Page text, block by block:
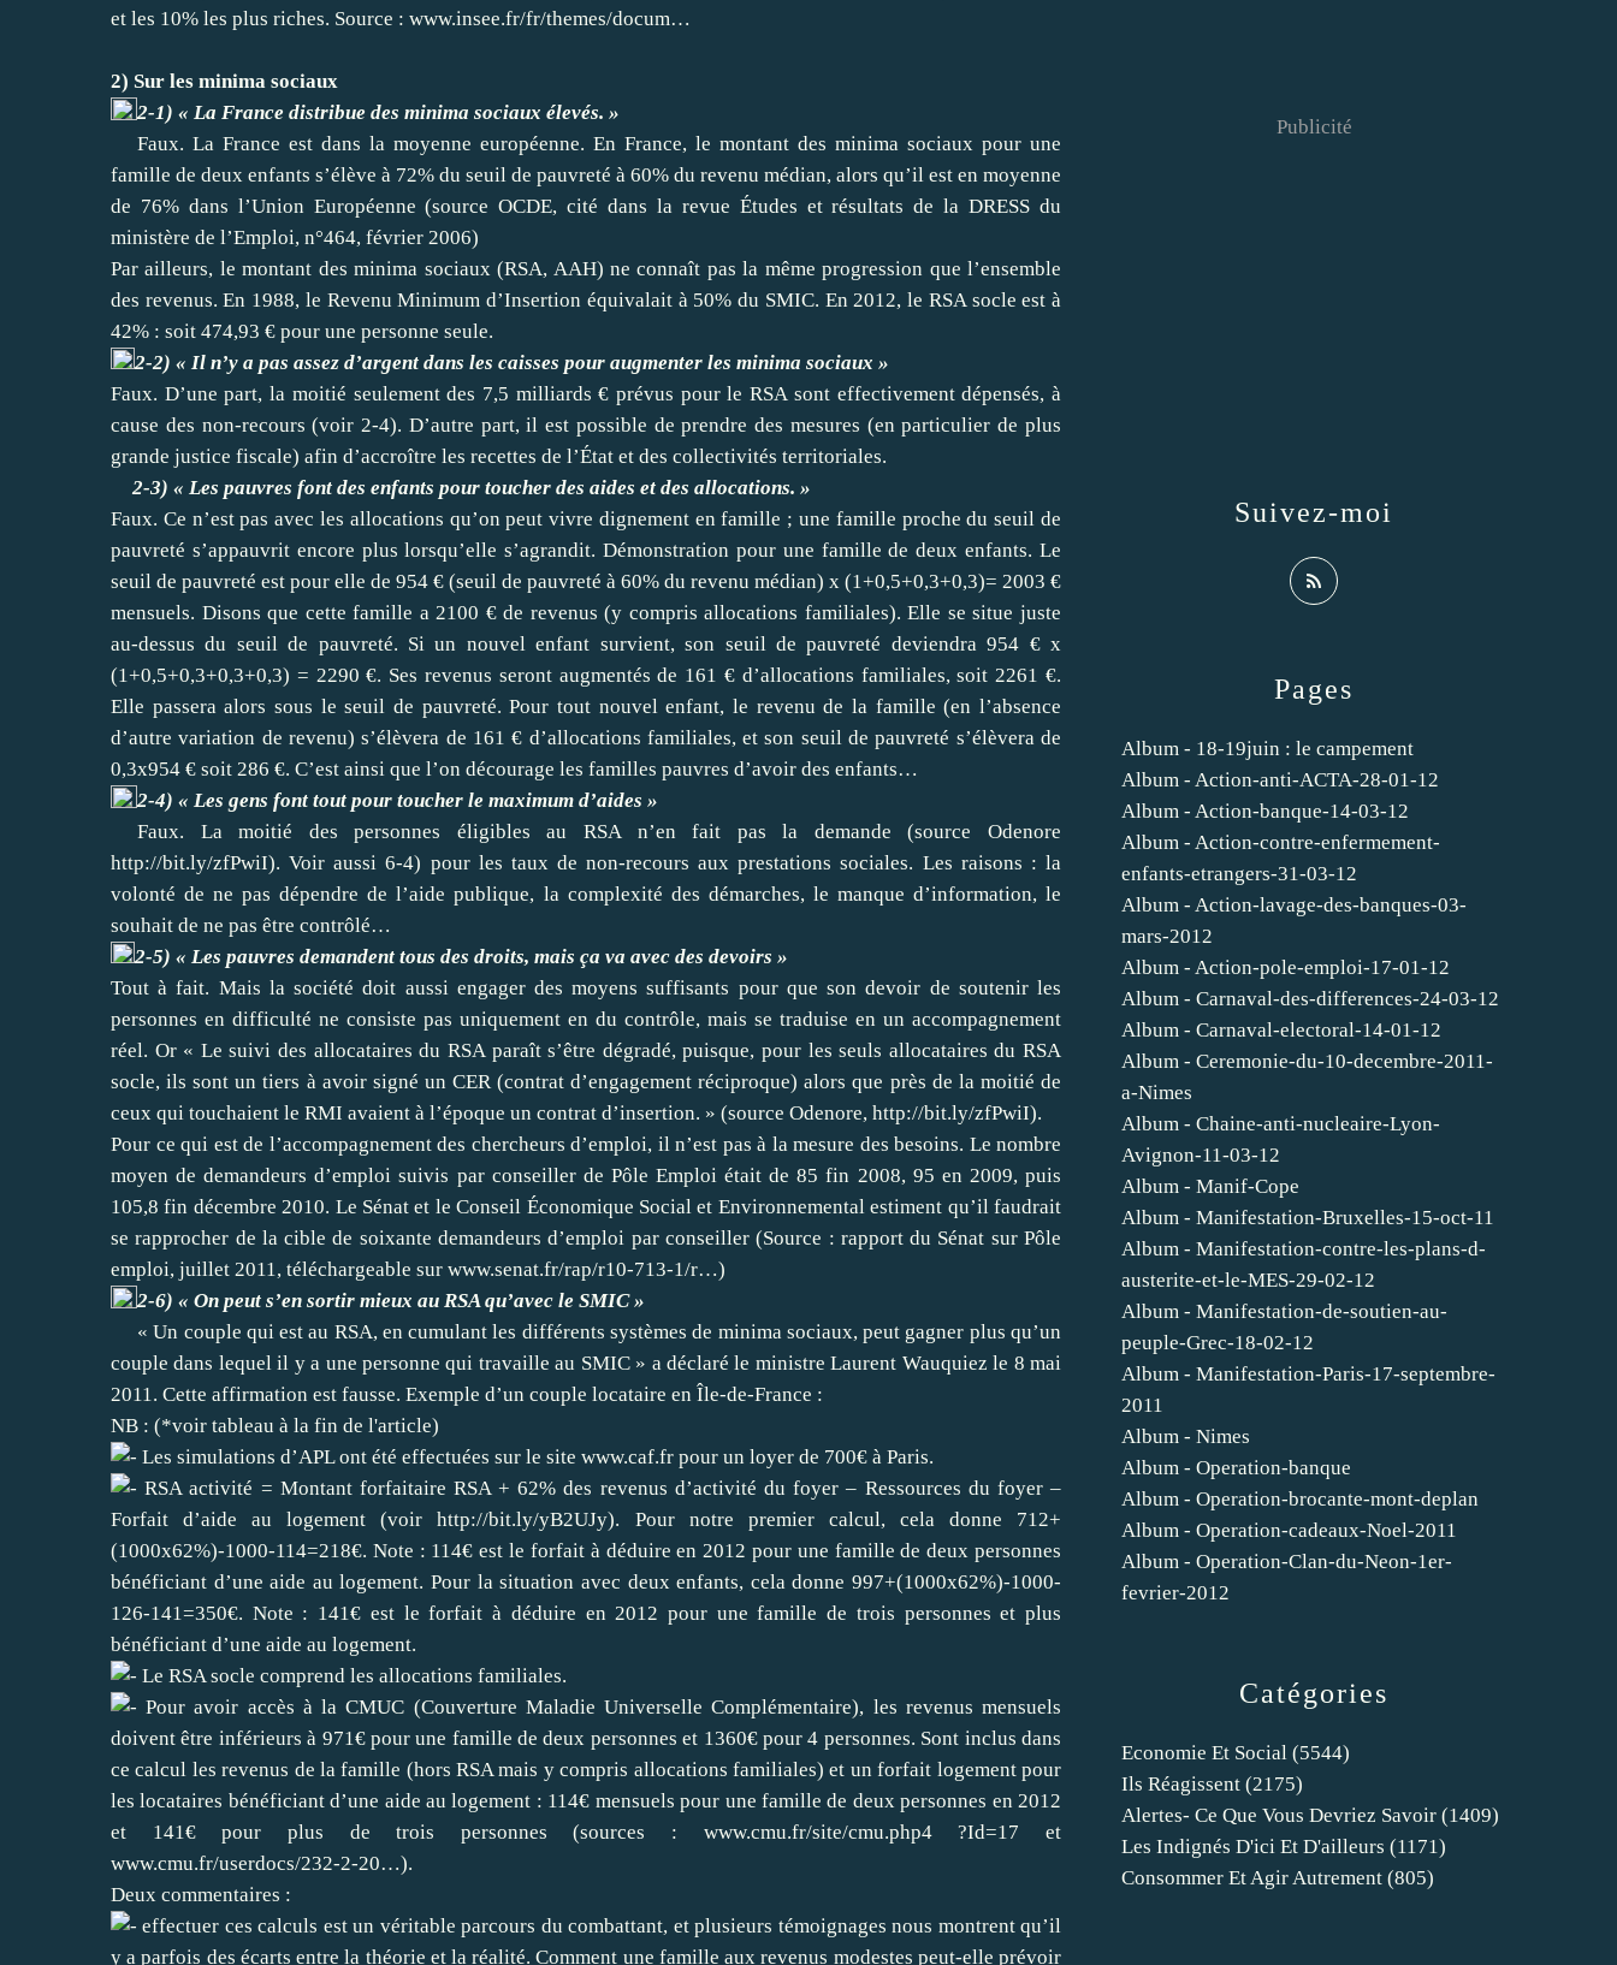
et les 10% les plus riches. Source : www.insee.fr/fr/themes/docum…
2) Sur les minima sociaux
2-1) « La France distribue des minima sociaux élevés. »
Faux. La France est dans la moyenne européenne. En France, le montant des minima sociaux pour une
famille de deux enfants s’élève à 72% du seuil de pauvreté à 60% du revenu médian, alors qu’il est en moyenne
de 76% dans l’Union Européenne (source OCDE, cité dans la revue Études et résultats de la DRESS du
ministère de l’Emploi, n°464, février 2006)
Par ailleurs, le montant des minima sociaux (RSA, AAH) ne connaît pas la même progression que l’ensemble
des revenus. En 1988, le Revenu Minimum d’Insertion équivalait à 50% du SMIC. En 2012, le RSA socle est à
42% : soit 474,93 € pour une personne seule.
2-2) « Il n’y a pas assez d’argent dans les caisses pour augmenter les minima sociaux »
Faux. D’une part, la moitié seulement des 7,5 milliards € prévus pour le RSA sont effectivement dépensés, à
cause des non-recours (voir 2-4). D’autre part, il est possible de prendre des mesures (en particulier de plus
grande justice fiscale) afin d’accroître les recettes de l’État et des collectivités territoriales.
2-3) « Les pauvres font des enfants pour toucher des aides et des allocations. »
Faux. Ce n’est pas avec les allocations qu’on peut vivre dignement en famille ; une famille proche du seuil de
pauvreté s’appauvrit encore plus lorsqu’elle s’agrandit. Démonstration pour une famille de deux enfants. Le
seuil de pauvreté est pour elle de 954 € (seuil de pauvreté à 60% du revenu médian) x (1+0,5+0,3+0,3)= 2003 €
mensuels. Disons que cette famille a 2100 € de revenus (y compris allocations familiales). Elle se situe juste
au-dessus du seuil de pauvreté. Si un nouvel enfant survient, son seuil de pauvreté deviendra 954 € x
(1+0,5+0,3+0,3+0,3) = 2290 €. Ses revenus seront augmentés de 161 € d’allocations familiales, soit 2261 €.
Elle passera alors sous le seuil de pauvreté. Pour tout nouvel enfant, le revenu de la famille (en l’absence
d’autre variation de revenu) s’élèvera de 161 € d’allocations familiales, et son seuil de pauvreté s’élèvera de
0,3x954 € soit 286 €. C’est ainsi que l’on décourage les familles pauvres d’avoir des enfants…
2-4) « Les gens font tout pour toucher le maximum d’aides »
Faux. La moitié des personnes éligibles au RSA n’en fait pas la demande (source Odenore
http://bit.ly/zfPwiI). Voir aussi 6-4) pour les taux de non-recours aux prestations sociales. Les raisons : la
volonté de ne pas dépendre de l’aide publique, la complexité des démarches, le manque d’information, le
souhait de ne pas être contrôlé…
2-5) « Les pauvres demandent tous des droits, mais ça va avec des devoirs »
Tout à fait. Mais la société doit aussi engager des moyens suffisants pour que son devoir de soutenir les
personnes en difficulté ne consiste pas uniquement en du contrôle, mais se traduise en un accompagnement
réel. Or « Le suivi des allocataires du RSA paraît s’être dégradé, puisque, pour les seuls allocataires du RSA
socle, ils sont un tiers à avoir signé un CER (contrat d’engagement réciproque) alors que près de la moitié de
ceux qui touchaient le RMI avaient à l’époque un contrat d’insertion. » (source Odenore, http://bit.ly/zfPwiI).
Pour ce qui est de l’accompagnement des chercheurs d’emploi, il n’est pas à la mesure des besoins. Le nombre
moyen de demandeurs d’emploi suivis par conseiller de Pôle Emploi était de 85 fin 2008, 95 en 2009, puis
105,8 fin décembre 2010. Le Sénat et le Conseil Économique Social et Environnemental estiment qu’il faudrait
se rapprocher de la cible de soixante demandeurs d’emploi par conseiller (Source : rapport du Sénat sur Pôle
emploi, juillet 2011, téléchargeable sur www.senat.fr/rap/r10-713-1/r…)
2-6) « On peut s’en sortir mieux au RSA qu’avec le SMIC »
« Un couple qui est au RSA, en cumulant les différents systèmes de minima sociaux, peut gagner plus qu’un
couple dans lequel il y a une personne qui travaille au SMIC » a déclaré le ministre Laurent Wauquiez le 8 mai
2011. Cette affirmation est fausse. Exemple d’un couple locataire en Île-de-France :
NB : (*voir tableau à la fin de l'article)
Les simulations d’APL ont été effectuées sur le site www.caf.fr pour un loyer de 700€ à Paris.
RSA activité = Montant forfaitaire RSA + 62% des revenus d’activité du foyer – Ressources du foyer –
Forfait d’aide au logement (voirhttp://bit.ly/yB2UJy). Pour notre premier calcul, cela donne 712+
(1000x62%)-1000-114=218€. Note : 114€ est le forfait à déduire en 2012 pour une famille de deux personnes
bénéficiant d’une aide au logement. Pour la situation avec deux enfants, cela donne 997+(1000x62%)-1000-
126-141=350€. Note : 141€ est le forfait à déduire en 2012 pour une famille de trois personnes et plus
bénéficiant d’une aide au logement.
Le RSA socle comprend les allocations familiales.
Pour avoir accès à la CMUC (Couverture Maladie Universelle Complémentaire), les revenus mensuels
doivent être inférieurs à 971€ pour une famille de deux personnes et 1360€ pour 4 personnes. Sont inclus dans
ce calcul les revenus de la famille (hors RSA mais y compris allocations familiales) et un forfait logement pour
les locataires bénéficiant d’une aide au logement : 114€ mensuels pour une famille de deux personnes en 2012
et 141€ pour plus de trois personnes (sources : www.cmu.fr/site/cmu.php4 ?Id=17 et
www.cmu.fr/userdocs/232-2-20…).
Deux commentaires :
effectuer ces calculs est un véritable parcours du combattant, et plusieurs témoignages nous montrent qu’il
y a parfois des écarts entre la théorie et la réalité. Comment une famille aux revenus modestes peut-elle prévoir
Catégories
Economie Et Social (5544)
Ils Réagissent (2175)
Alertes- Ce Que Vous Devriez Savoir (1409)
Les Indignés D'ici Et D'ailleurs (1171)
Consommer Et Agir Autrement (805)
Pages
Album - 18-19juin : le campement
Album - Action-anti-ACTA-28-01-12
Album - Action-banque-14-03-12
Album - Action-contre-enfermement-
enfants-etrangers-31-03-12
Album - Action-lavage-des-banques-03-
mars-2012
Album - Action-pole-emploi-17-01-12
Album - Carnaval-des-differences-24-03-12
Album - Carnaval-electoral-14-01-12
Album - Ceremonie-du-10-decembre-2011-
a-Nimes
Album - Chaine-anti-nucleaire-Lyon-
Avignon-11-03-12
Album - Manif-Cope
Album - Manifestation-Bruxelles-15-oct-11
Album - Manifestation-contre-les-plans-d-
austerite-et-le-MES-29-02-12
Album - Manifestation-de-soutien-au-
peuple-Grec-18-02-12
Album - Manifestation-Paris-17-septembre-
2011
Album - Nimes
Album - Operation-banque
Album - Operation-brocante-mont-deplan
Album - Operation-cadeaux-Noel-2011
Album - Operation-Clan-du-Neon-1er-
fevrier-2012
Suivez-moi
Publicité